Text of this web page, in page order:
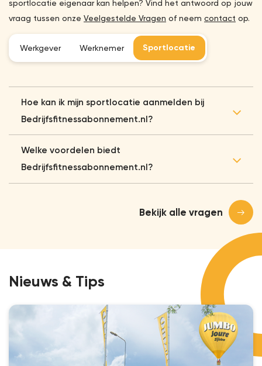
sportlocatie eigenaar kan helpen? Vind het antwoord op jouw
vraag tussen onze Veelgestelde Vragen of neem contact op.
Werkgever Werknemer Sportlocatie
Hoe kan ik mijn sportlocatie aanmelden bij
Bedrijfsfitnessabonnement.nl?
Welke voordelen biedt
Bedrijfsfitnessabonnement.nl?
Bekijk alle vragen
Nieuws & Tips